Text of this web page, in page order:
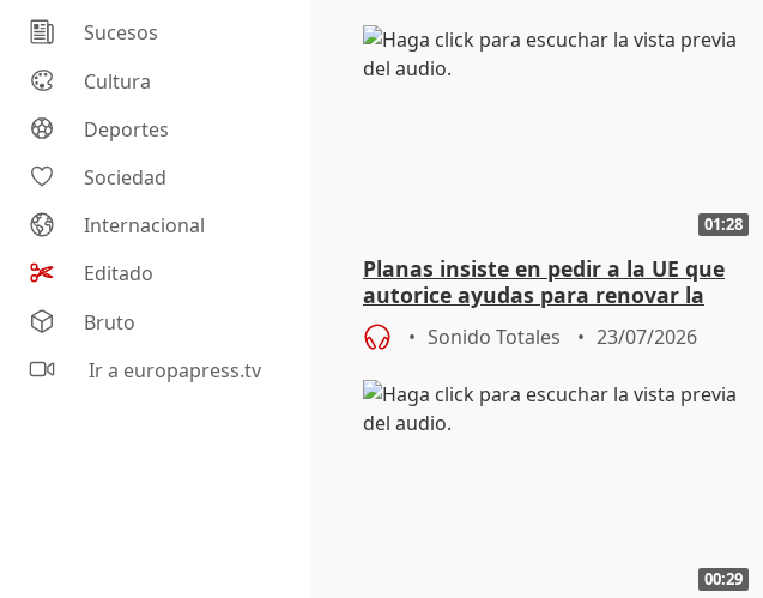
Sucesos
Cultura
Deportes
Sociedad
Internacional
Editado
Bruto
Ir a europapress.tv
01:28
Planas insiste en pedir a la UE que
autorice ayudas para renovar la
flota: "Es fundamental"
Sonido Totales 23/07/2026
00:29